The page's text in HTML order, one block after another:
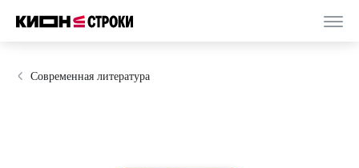
Современная литература